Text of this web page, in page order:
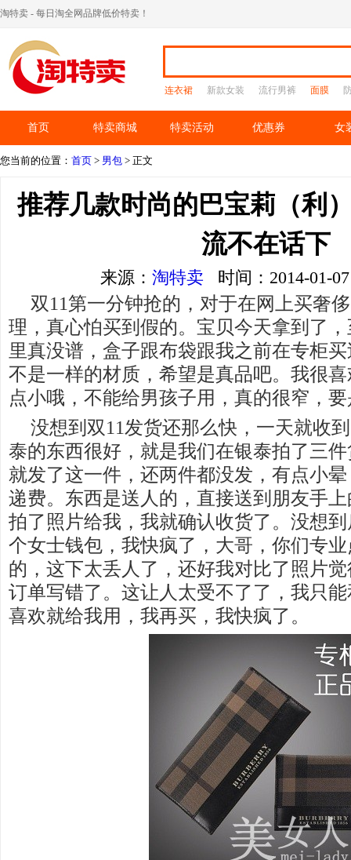
淘特卖 - 每日淘全网品牌低价特卖！
连衣裙 新款女装 流行男裤 面膜
首页 特卖商城 特卖活动 优惠券 女
您当前的位置： 首页 > 男包 > 正文
推荐几款时尚的巴宝莉（利
流不在话下
来源： 淘特卖 时间：2014-01-
双11第一分钟抢的，对于在网上买奢
理，真心怕买到假的。宝贝今天拿到了
里真没谱，盒子跟布袋跟我之前在专柜
不是一样的材质，希望是真品吧。我很
点小哦，不能给男孩子用，真的很窄，
没想到双11发货还那么快，一天就收
泰的东西很好，就是我们在银泰拍了三
就发了这一件，还两件都没发，有点小
递费。东西是送人的，直接送到朋友手
拍了照片给我，我就确认收货了。没想
个女士钱包，我快疯了，大哥，你们专
的，这下太丢人了，还好我对比了照片
订单写错了。这让人太受不了了，我只
喜欢就给我用，我再买，我快疯了。